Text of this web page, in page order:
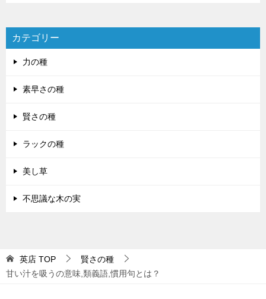
カテゴリー
力の種
素早さの種
賢さの種
ラックの種
美し草
不思議な木の実
英店 TOP
賢さの種
甘い汁を吸うの意味,類義語,慣用句とは？